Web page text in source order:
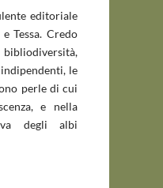
editoriale
Tessa. Credo
le
perle di cui
e nella
degli albi